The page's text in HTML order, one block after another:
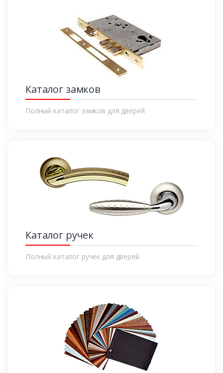
Каталог замков
Полный каталог замков для дверей
Каталог ручек
Полный каталог ручек для дверей